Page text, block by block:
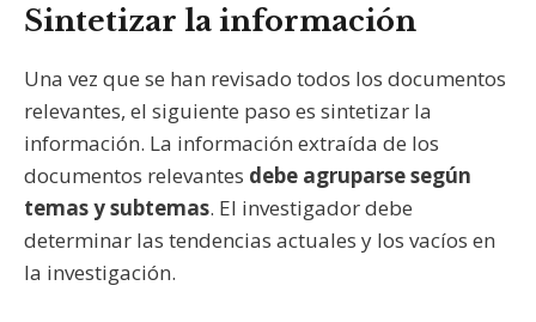
Sintetizar la información
Una vez que se han revisado todos los documentos
relevantes, el siguiente paso es sintetizar la
información. La información extraída de los
documentos relevantes debe agruparse según
temas y subtemas. El investigador debe
determinar las tendencias actuales y los vacíos en
la investigación.